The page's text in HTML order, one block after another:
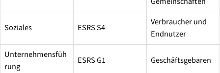
Soziales ESRS S4
Verbraucher und
Endnutzer
Unternehmensfüh
rung
ESRS G1 Geschäftsgebaren